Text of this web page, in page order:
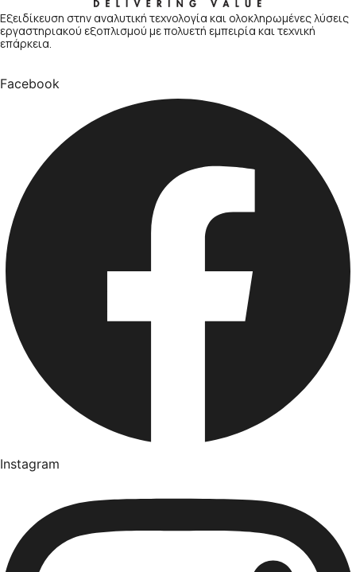
Εξειδίκευση στην αναλυτική τεχνολογία και ολοκληρωμένες λύσεις
εργαστηριακού εξοπλισμού με πολυετή εμπειρία και τεχνική
επάρκεια.
Facebook
Instagram